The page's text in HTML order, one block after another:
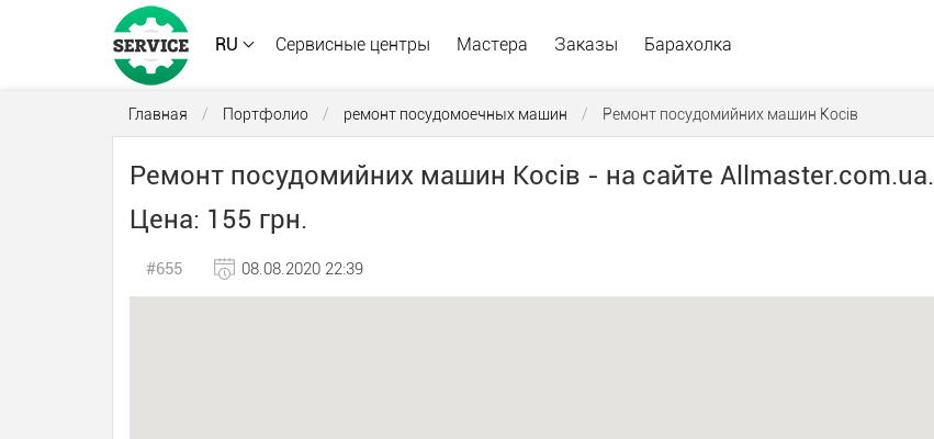
RU Сервисные центры Мастера Заказы Барахолка
Главная / Портфолио / ремонт посудомоечных машин / Ремонт посудомийних машин Косів
Ремонт посудомийних машин Косів - на сайте Allmaster.com.ua.
Цена: 155 грн.
#655 08.08.2020 22:39